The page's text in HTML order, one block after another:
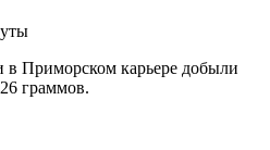
в Приморском карьере добыли
граммов.